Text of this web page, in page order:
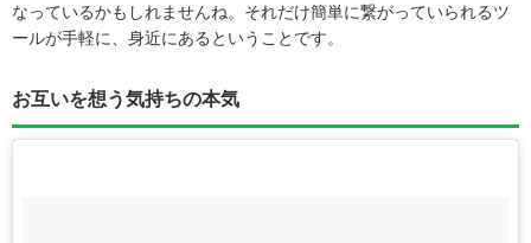
なっているかもしれませんね。それだけ簡単に繋がっていられるツ
ールが手軽に、身近にあるということです。
お互いを想う気持ちの本気